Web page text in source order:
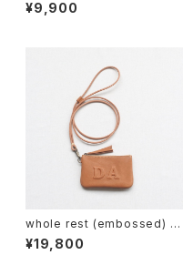
¥9,900
whole rest (embossed) +s
houlder strap
¥19,800